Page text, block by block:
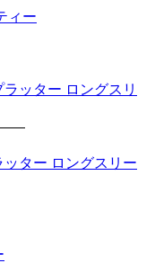
ィー
ター ロングスリー